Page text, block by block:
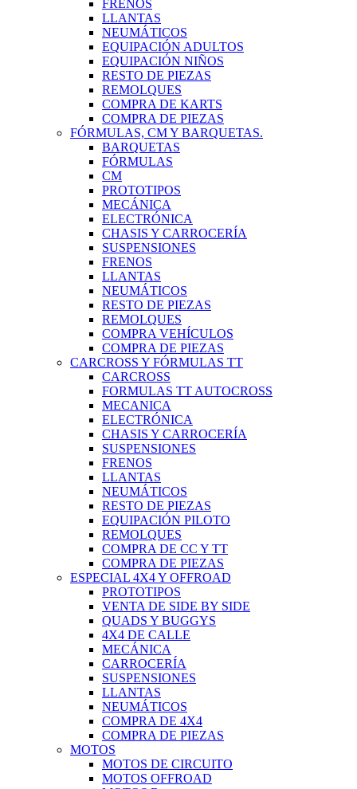
FRENOS
LLANTAS
NEUMÁTICOS
EQUIPACIÓN ADULTOS
EQUIPACIÓN NIÑOS
RESTO DE PIEZAS
REMOLQUES
COMPRA DE KARTS
COMPRA DE PIEZAS
FÓRMULAS, CM Y BARQUETAS.
BARQUETAS
FÓRMULAS
CM
PROTOTIPOS
MECÁNICA
ELECTRÓNICA
CHASIS Y CARROCERÍA
SUSPENSIONES
FRENOS
LLANTAS
NEUMÁTICOS
RESTO DE PIEZAS
REMOLQUES
COMPRA VEHÍCULOS
COMPRA DE PIEZAS
CARCROSS Y FÓRMULAS TT
CARCROSS
FORMULAS TT AUTOCROSS
MECANICA
ELECTRÓNICA
CHASIS Y CARROCERÍA
SUSPENSIONES
FRENOS
LLANTAS
NEUMÁTICOS
RESTO DE PIEZAS
EQUIPACIÓN PILOTO
REMOLQUES
COMPRA DE CC Y TT
COMPRA DE PIEZAS
ESPECIAL 4X4 Y OFFROAD
PROTOTIPOS
VENTA DE SIDE BY SIDE
QUADS Y BUGGYS
4X4 DE CALLE
MECÁNICA
CARROCERÍA
SUSPENSIONES
LLANTAS
NEUMÁTICOS
COMPRA DE 4X4
COMPRA DE PIEZAS
MOTOS
MOTOS DE CIRCUITO
MOTOS OFFROAD